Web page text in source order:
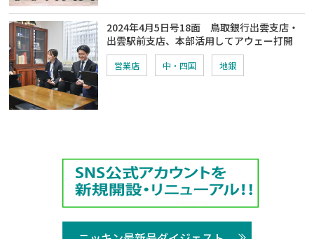
2024年4月5日号18面 鳥取銀行出雲支店・
出雲駅前支店、本部活用してアウェー打開
営業店 中・四国 地銀